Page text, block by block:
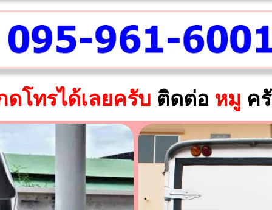
ดโทรได้เลยครับ ติดต่อ หมู ค